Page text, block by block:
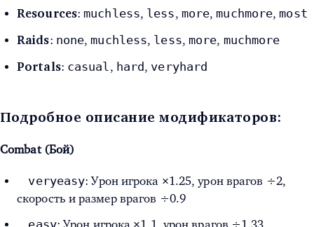
Resources:muchless, less, more,muchmore,most
Raids: none,muchless, less, more, muchmore
Portals: casual, hard, veryhard
Подробное описание модификаторов:
Combat (Бой)
veryeasy: Урон игрока ×1.25, урон врагов ÷2,
скорость и размер врагов ÷0.9